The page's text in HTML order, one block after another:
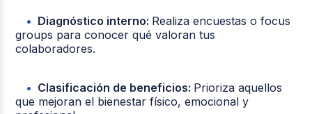
Diagnóstico interno: Realiza encuestas o focus
groups para conocer qué valoran tus
colaboradores.
Clasificación de beneficios: Prioriza aquellos
que mejoran el bienestar físico, emocional y